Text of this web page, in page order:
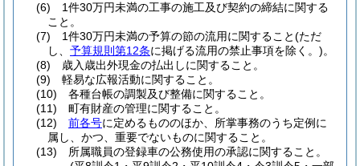
(6)
1件30万円未満の工事の施工及び契約の締結に関する
こと。
(7)
1件30万円未満の予算の節の流用に関すること(ただ
し、 予算規則第12条に掲げる流用の禁止事項を除く。)。
(8)
歳入歳出外現金の払出しに関すること。
(9)
軽易な広報活動に関すること。
(10)
各種台帳の調製及び整備に関すること。
(11)
町有財産の管理に関すること。
(12)
前各号に定めるもののほか、所掌事務のうち定例に
属し、かつ、重要でないものに関すること。
(13)
所属職員の登録車の公務使用の承認に関すること。